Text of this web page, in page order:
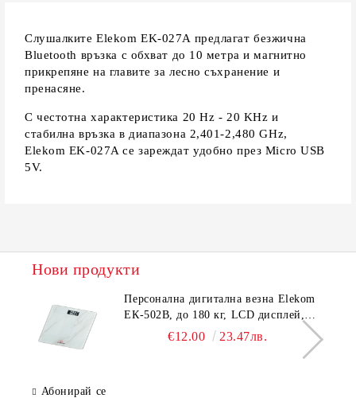
Слушалките Elekom EK-027A предлагат безжична
Bluetooth връзка с обхват до 10 метра и магнитно
прикрепяне на главите за лесно съхранение и
пренасяне.
С честотна характеристика 20 Hz - 20 KHz и
стабилна връзка в диапазона 2,401-2,480 GHz,
Elekom EK-027A се зареждат удобно през Micro USB
5V.
Нови продукти
Персонална дигитална везна Elekom
ЕК-502B, до 180 кг, LCD дисплей,
Темперирано стъкло - 6.0 мм,
€12.00 23.47лв.
Абонирай се